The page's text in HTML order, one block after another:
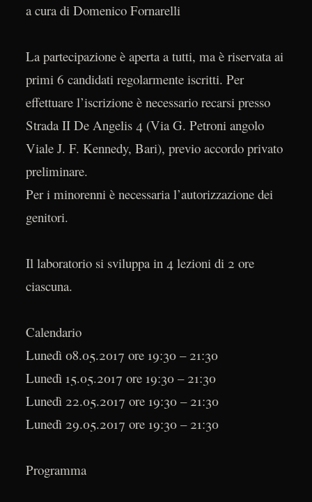
a cura di Domenico Fornarelli
La partecipazione è aperta a tutti, ma è riservata ai
primi 6 candidati regolarmente iscritti. Per
effettuare l’iscrizione è necessario recarsi presso
Strada II De Angelis 4 (Via G. Petroni angolo
Viale J. F. Kennedy, Bari), previo accordo privato
preliminare.
Per i minorenni è necessaria l’autorizzazione dei
genitori.
Il laboratorio si sviluppa in 4 lezioni di 2 ore
ciascuna.
Calendario
Lunedì 08.05.2017 ore 19:30 – 21:30
Lunedì 15.05.2017 ore 19:30 – 21:30
Lunedì 22.05.2017 ore 19:30 – 21:30
Lunedì 29.05.2017 ore 19:30 – 21:30
Programma